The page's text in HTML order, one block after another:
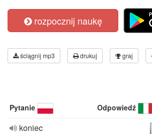
rozpocznij naukę
ściągnij mp3 drukuj graj
Pytanie Odpowiedź
koniec